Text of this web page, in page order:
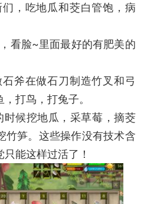
，吃地瓜和茭白管饱，病
看脸~里面最好的有肥美的
斧在做石刀制造竹叉和弓
打鸟，打兔子。
候挖地瓜，采草莓，摘茭
竹笋。这些操作没有技术含
能这样过活了！